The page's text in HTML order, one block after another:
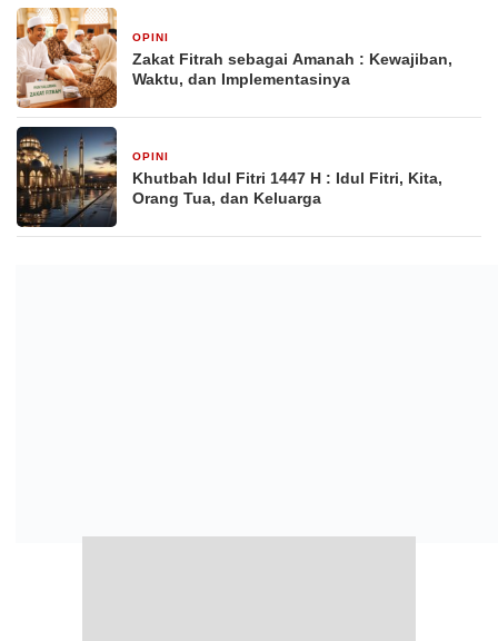
OPINI
Zakat Fitrah sebagai Amanah : Kewajiban,
Waktu, dan Implementasinya
OPINI
Khutbah Idul Fitri 1447 H : Idul Fitri, Kita,
Orang Tua, dan Keluarga